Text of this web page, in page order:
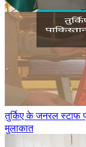
तुर्किए के जनरल स्टाफ
मुलाकात